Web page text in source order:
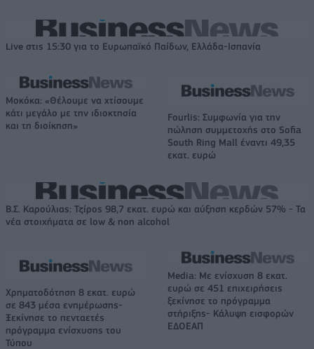
Live στις 15:30 για το Ευρωπαϊκό Παίδων, Ελλάδα-Ισπανία
Μοκόκα: «Θέλουμε να χτίσουμε
κάτι μεγάλο με την ιδιοκτησία
και τη διοίκηση»
Fourlis: Συμφωνία για την
πώληση συμμετοχής στο Sofia
South Ring Mall έναντι 49,35
εκατ. ευρώ
Β.Σ. Καρούλιας: Τζίρος 98,7 εκατ. ευρώ και αύξηση κερδών 57% - Τα
νέα στοιχήματα σε low & non alcohol
Χρηματοδότηση 8 εκατ. ευρώ
σε 843 μέσα ενημέρωσης-
Ξεκίνησε το πενταετές
πρόγραμμα ενίσχυσης του
Τύπου
Media: Με ενίσχυση 8 εκατ.
ευρώ σε 451 επιχειρήσεις
ξεκίνησε το πρόγραμμα
στήριξης- Κάλυψη εισφορών
ΕΔΟΕΑΠ